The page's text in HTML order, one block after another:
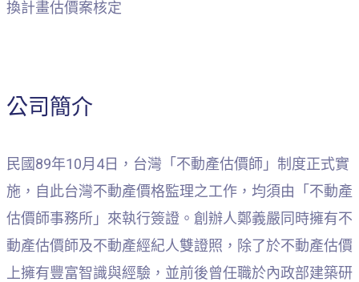
換計畫估價案核定
公司簡介
民國89年10月4日，台灣「不動產估價師」制度正式實
施，自此台灣不動產價格監理之工作，均須由「不動產
估價師事務所」來執行簽證。創辦人鄭義嚴同時擁有不
動產估價師及不動產經紀人雙證照，除了於不動產估價
上擁有豐富智識與經驗，並前後曾任職於內政部建築研